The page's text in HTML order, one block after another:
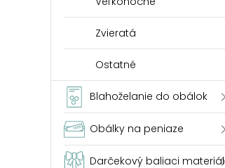
Zvieratá
Ostatné
Blahoželanie do obálok
Obálky na peniaze
Darčekový baliaci materiál